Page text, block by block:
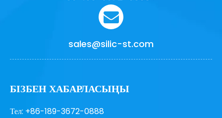
sales@silic-st.com
БІЗБЕН ХАБАРЛАСЫҢЫ
Тел: +86-189-3672-0888